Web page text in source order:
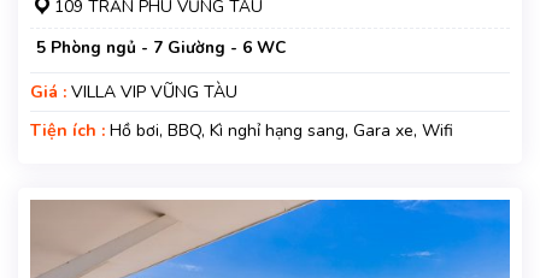
109 TRẦN PHÚ VŨNG TÀU
5 Phòng ngủ - 7 Giường - 6 WC
Giá : VILLA VIP VŨNG TÀU
Tiện ích : Hồ bơi, BBQ, Kì nghỉ hạng sang, Gara xe, Wifi